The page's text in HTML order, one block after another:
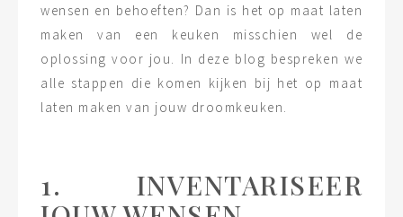
wensen en behoeften? Dan is het op maat laten
maken van een keuken misschien wel de
oplossing voor jou. In deze blog bespreken we
alle stappen die komen kijken bij het op maat
laten maken van jouw droomkeuken.
1. INVENTARISEER